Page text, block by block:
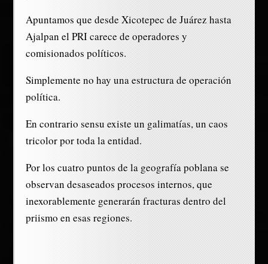
Apuntamos que desde Xicotepec de Juárez hasta
Ajalpan el PRI carece de operadores y
comisionados políticos.
Simplemente no hay una estructura de operación
política.
En contrario sensu existe un galimatías, un caos
tricolor por toda la entidad.
Por los cuatro puntos de la geografía poblana se
observan desaseados procesos internos, que
inexorablemente generarán fracturas dentro del
priismo en esas regiones.